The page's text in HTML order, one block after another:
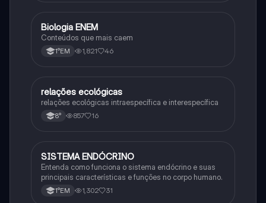
Ciência
Biologia ENEM
Conteúdos que mais caem
1°EM 1,821 46
Biologia
relações ecológicas
relações ecológicas intraespecífica e interespecífica
8° 857 16
Biologia
SISTEMA ENDÓCRINO
Entenda como funciona o sistema endócrino e suas
principais características e funções no corpo humano.
1°EM 1,302 31